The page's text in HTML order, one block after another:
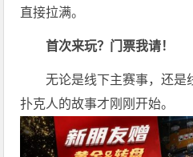
直接拉满。
首次来玩？门票我请！
无论是线下主赛事，还是
扑克人的故事才刚刚开始。